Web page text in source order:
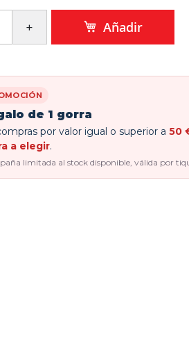
Añadir
de 1 gorra
por valor igual o superior a 50
a elegir.
limitada al stock disponible, válida por